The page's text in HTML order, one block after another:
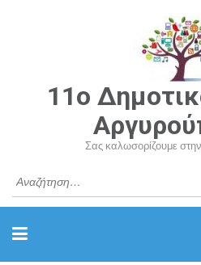
11o
Σας καλωσορίζουμε